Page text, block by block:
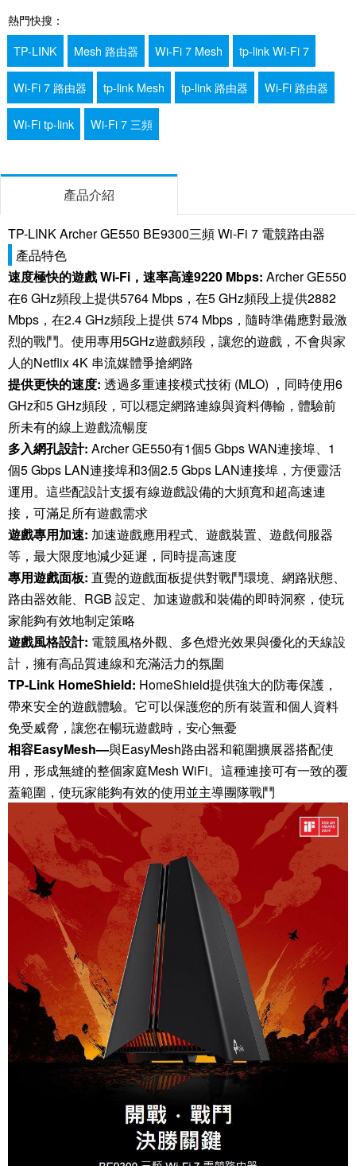
熱門快搜：
TP-LINK
Mesh 路由器 Wi-Fi 7 Mesh tp-link Wi-Fi 7
Wi-Fi 7 路由器 tp-link Mesh tp-link 路由器 Wi-Fi 路由器
Wi-Fi tp-link Wi-Fi 7 三頻
產品介紹
TP-LINK Archer GE550 BE9300三頻 Wi-Fi 7 電競路由器
產品特色
速度極快的遊戲 Wi-Fi，速率高達9220 Mbps: Archer GE550
在6 GHz頻段上提供5764 Mbps，在5 GHz頻段上提供2882
Mbps，在2.4 GHz頻段上提供 574 Mbps，隨時準備應對最激
烈的戰鬥。使用專用5GHz遊戲頻段，讓您的遊戲，不會與家
人的Netflix 4K 串流媒體爭搶網路
提供更快的速度: 透過多重連接模式技術 (MLO) ，同時使用6
GHz和5 GHz頻段，可以穩定網路連線與資料傳輸，體驗前
所未有的線上遊戲流暢度
多入網孔設計: Archer GE550有1個5 Gbps WAN連接埠、1
個5 Gbps LAN連接埠和3個2.5 Gbps LAN連接埠，方便靈活
運用。這些配設計支援有線遊戲設備的大頻寬和超高速連
接，可滿足所有遊戲需求
遊戲專用加速: 加速遊戲應用程式、遊戲裝置、遊戲伺服器
等，最大限度地減少延遲，同時提高速度
專用遊戲面板: 直覺的遊戲面板提供對戰鬥環境、網路狀態、
路由器效能、RGB 設定、加速遊戲和裝備的即時洞察，使玩
家能夠有效地制定策略
遊戲風格設計: 電競風格外觀、多色燈光效果與優化的天線設
計，擁有高品質連線和充滿活力的氛圍
TP-Link HomeShield: HomeShield提供強大的防毒保護，
帶來安全的遊戲體驗。它可以保護您的所有裝置和個人資料
免受威脅，讓您在暢玩遊戲時，安心無憂
相容EasyMesh—與EasyMesh路由器和範圍擴展器搭配使
用，形成無縫的整個家庭Mesh WiFi。這種連接可有一致的覆
蓋範圍，使玩家能夠有效的使用並主導團隊戰鬥